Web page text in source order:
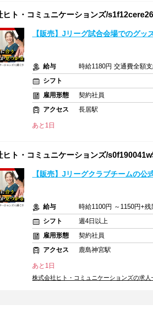
ヒト・コミュニケーションズ/
【販売】Jリーグ試合会場でのグッ
給与
時給1180円 交通費全額
シフト
雇用形態
契約社員
アクセス
長居駅
あと1日
ヒト・コミュニケーションズ/
【販売】Jリーグクラブチームの公
給与
時給1100円 ～1150円+
シフト
週4日以上
雇用形態
契約社員
アクセス
鹿島神宮駅
あと1日
株式会社ヒト・コミュニケーションズの求人